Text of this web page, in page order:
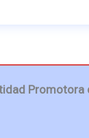
Promotora